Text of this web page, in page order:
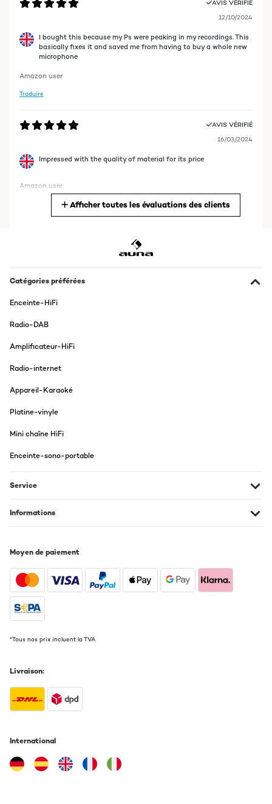
AVIS VÉRIFIÉ
12/10/2024
I bought this because my Ps were peaking in my recordings. This
basically fixes it and saved me from having to buy a whole new
microphone
Amazon user
Traduire
AVIS VÉRIFIÉ
16/03/2024
Impressed with the quality of material for its price
Amazon user
Amazon-Benutzer
AVIS VÉRIFIÉ
09/04/2018
als anegegben immer wieder Gerne Also leute Der kauf ist es
wert
Amazon-Benutzer
Traduire
Afficher toutes les évaluations des clients
Catégories préférées
Enceinte-HiFi
Radio-DAB
Amplificateur-HiFi
Radio-internet
Appareil-Karaoké
Platine-vinyle
Mini chaîne HiFi
Enceinte-sono-portable
Service
Informations
Moyen de paiement
*Tous nos prix incluent la TVA
Livraison:
International